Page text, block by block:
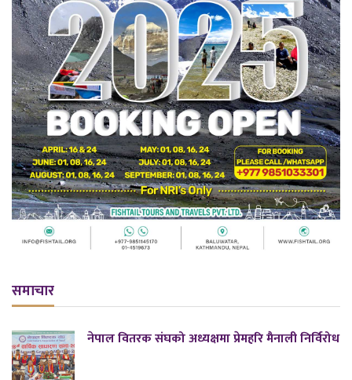
समाचार
नेपाल वितरक संघको अध्यक्षमा प्रेमहरि मैनाली निर्विरोध